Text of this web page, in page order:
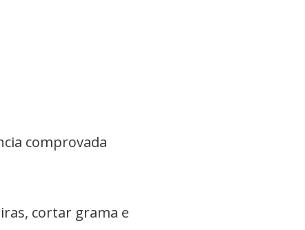
comprovada
cortar grama e